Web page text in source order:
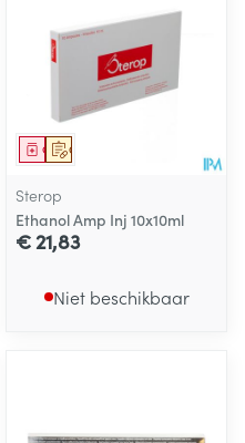
Op voorschrift
Geneesmiddel
Sterop
Ethanol Amp Inj 10x10ml
€ 21,83
Niet beschikbaar